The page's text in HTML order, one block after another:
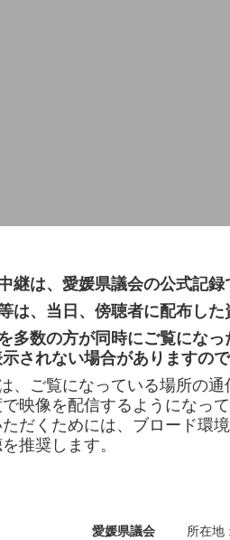
継は、愛媛県議会の公式記
は、当日、傍聴者に配布した
多数の方が同時にご覧にな
されない場合がありますの
、ご覧になっている場所の
映像を配信するようになっ
だくためには、ブロード環
推奨します。
愛媛県議会
所在地